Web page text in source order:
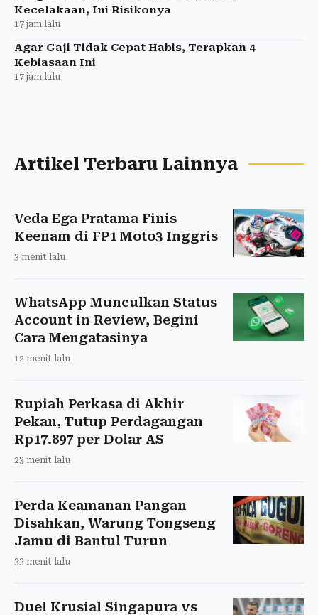
Kecelakaan, Ini Risikonya
17 jam lalu
Agar Gaji Tidak Cepat Habis, Terapkan 4
Kebiasaan Ini
17 jam lalu
Artikel Terbaru Lainnya
Veda Ega Pratama Finis
Keenam di FP1 Moto3 Inggris
3 menit lalu
WhatsApp Munculkan Status
Account in Review, Begini
Cara Mengatasinya
12 menit lalu
Rupiah Perkasa di Akhir
Pekan, Tutup Perdagangan
Rp17.897 per Dolar AS
23 menit lalu
Perda Keamanan Pangan
Disahkan, Warung Tongseng
Jamu di Bantul Turun
33 menit lalu
Duel Krusial Singapura vs